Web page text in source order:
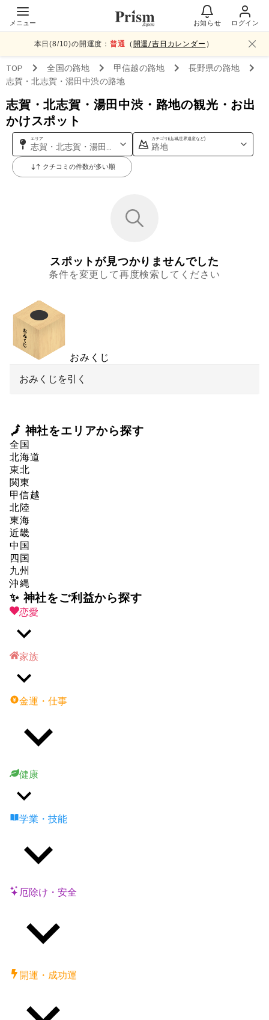
メニュー お知らせ ログイン
本日(8/10)の開運度：普通 （ 開運/吉日カレンダー ）
TOP 全国の路地 甲信越の路地 長野県の路地
志賀・北志賀・湯田中渋の路地
志賀・北志賀・湯田中渋・路地の観光・お出
かけスポット
エリア
志賀・北志賀・湯田中渋
カテゴリ(山,城,世界遺産など)
路地
クチコミの件数が多い順
スポットが見つかりませんでした
条件を変更して再度検索してください
おみくじ
おみくじを引く
🗾 神社をエリアから探す
全国
北海道
東北
関東
甲信越
北陸
東海
近畿
中国
四国
九州
沖縄
✨ 神社をご利益から探す
恋愛
家族
金運・仕事
健康
学業・技能
厄除け・安全
開運・成功運